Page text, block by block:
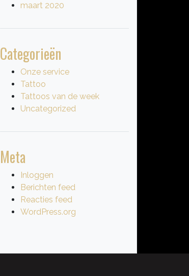
maart 2020
Categorieën
Onze service
Tattoo
Tattoos van de week
Uncategorized
Meta
Inloggen
Berichten feed
Reacties feed
WordPress.org